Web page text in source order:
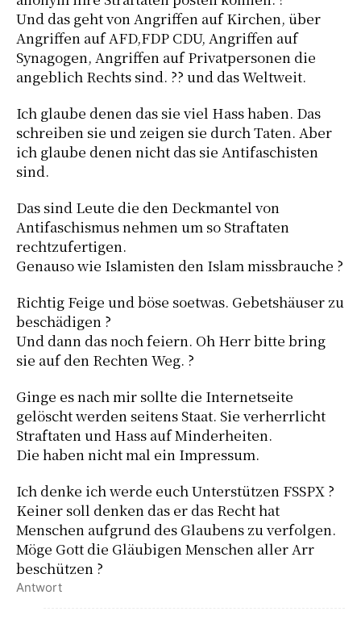
Und das geht von Angriffen auf Kirchen, über
Angriffen auf AFD,FDP CDU, Angriffen auf
Synagogen, Angriffen auf Privatpersonen die
angeblich Rechts sind. ?? und das Weltweit.
Ich glaube denen das sie viel Hass haben. Das
schreiben sie und zeigen sie durch Taten. Aber
ich glaube denen nicht das sie Antifaschisten
sind.
Das sind Leute die den Deckmantel von
Antifaschismus nehmen um so Straftaten
rechtzufertigen.
Genauso wie Islamisten den Islam missbrauche ?
Richtig Feige und böse soetwas. Gebetshäuser zu
beschädigen ?
Und dann das noch feiern. Oh Herr bitte bring
sie auf den Rechten Weg. ?
Ginge es nach mir sollte die Internetseite
gelöscht werden seitens Staat. Sie verherrlicht
Straftaten und Hass auf Minderheiten.
Die haben nicht mal ein Impressum.
Ich denke ich werde euch Unterstützen FSSPX ?
Keiner soll denken das er das Recht hat
Menschen aufgrund des Glaubens zu verfolgen.
Möge Gott die Gläubigen Menschen aller Arr
beschützen ?
Antwort